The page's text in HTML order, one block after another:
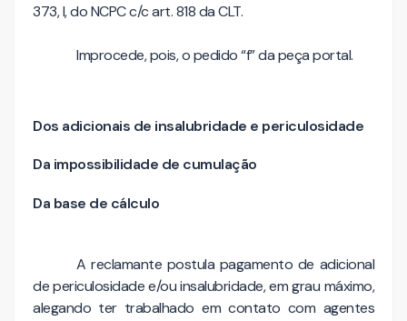
373, I, do NCPC c/c art. 818 da CLT.
Improcede, pois, o pedido “f” da peça portal.
Dos adicionais de insalubridade e periculosidade
Da impossibilidade de cumulação
Da base de cálculo
A reclamante postula pagamento de adicional
de periculosidade e/ou insalubridade, em grau máximo,
alegando ter trabalhado em contato com agentes